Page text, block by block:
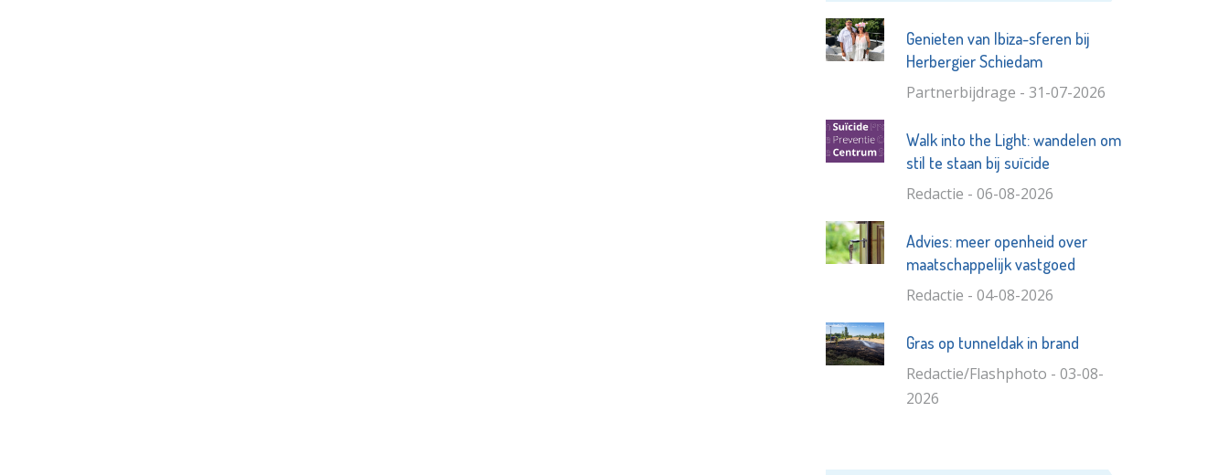
Genieten van Ibiza-sferen bij
Herbergier Schiedam
Partnerbijdrage - 31-07-2026
Walk into the Light: wandelen om
stil te staan bij suïcide
Redactie - 06-08-2026
Advies: meer openheid over
maatschappelijk vastgoed
Redactie - 04-08-2026
Gras op tunneldak in brand
Redactie/Flashphoto - 03-08-
2026